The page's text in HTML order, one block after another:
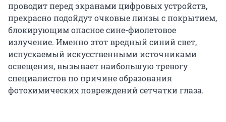
проводит перед экранами цифровых устройств,
прекрасно подойдут очковые линзы c покрытием,
блокирующим опасное сине-фиолетовое
излучение. Именно этот вредный синий свет,
испускаемый искусственными источниками
освещения, вызывает наибольшую тревогу
специалистов по причине образования
фотохимических повреждений сетчатки глаза.